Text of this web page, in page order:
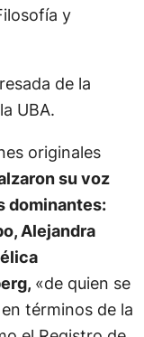
de la
UBA.
originales
su voz
dominantes:
Alejandra
«de quien se
términos de la